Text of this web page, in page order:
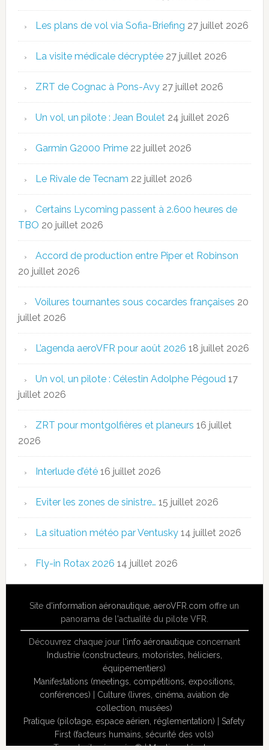
Les plans de vol via Sofia-Briefing 27 juillet 2026
La visite médicale décryptée 27 juillet 2026
ZRT de Cognac à Pons-Avy 27 juillet 2026
Un vol, un pilote : Jean Boulet 24 juillet 2026
Garmin G2000 Prime 22 juillet 2026
Le Rivale de Tecnam 22 juillet 2026
Certains Lycoming passent à 2.600 heures de
TBO 20 juillet 2026
Accord de production entre Piper et Robinson
20 juillet 2026
Voilures tournantes sous cocardes françaises 20
juillet 2026
L’agenda aeroVFR pour août 2026 18 juillet 2026
Un vol, un pilote : Célestin Adolphe Pégoud 17
juillet 2026
ZRT pour montgolfières et planeurs 16 juillet
2026
Interlude d’été 16 juillet 2026
Eviter les zones de sinistre… 15 juillet 2026
La situation météo par Ventusky 14 juillet 2026
Fly-in Rotax 2026 14 juillet 2026
Site d'information aéronautique ,aeroVFR.com offre un
panorama de l'actualité du pilote VFR.
Découvrez chaque jour l'info aéronautiqueconcernant
Industrie (constructeurs, motoristes, héliciers,
équipementiers)
Manifestations (meetings, compétitions, expositions,
conférences)
Culture (livres, cinéma, aviation de
collection, musées)
Pratique (pilotage, espace aérien, réglementation) |Safety
First (facteurs humains, sécurité des vols)
Tous droits réservés ® |Mentions légales